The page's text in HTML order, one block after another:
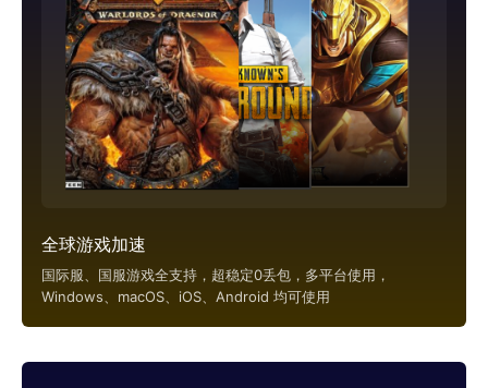
全球游戏加速
国际服、国服游戏全支持，超稳定0丢包，多平台使用，
Windows、macOS、iOS、Android 均可使用